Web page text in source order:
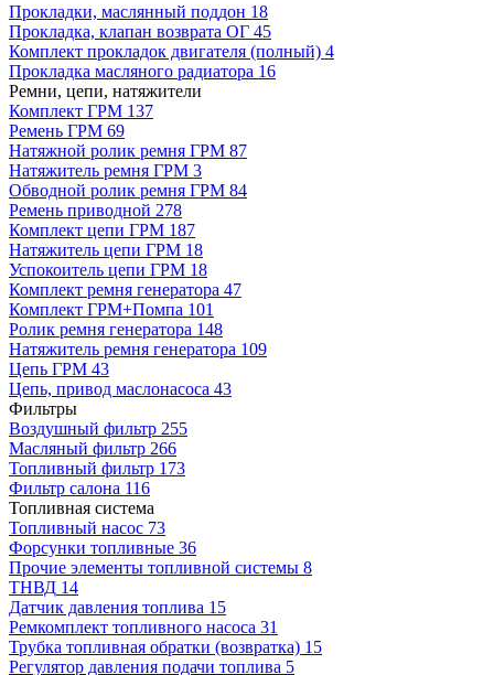
Прокладки, маслянный поддон 18
Прокладка, клапан возврата ОГ 45
Комплект прокладок двигателя (полный) 4
Прокладка масляного радиатора 16
Ремни, цепи, натяжители
Комплект ГРМ 137
Ремень ГРМ 69
Натяжной ролик ремня ГРМ 87
Натяжитель ремня ГРМ 3
Обводной ролик ремня ГРМ 84
Ремень приводной 278
Комплект цепи ГРМ 187
Натяжитель цепи ГРМ 18
Успокоитель цепи ГРМ 18
Комплект ремня генератора 47
Комплект ГРМ+Помпа 101
Ролик ремня генератора 148
Натяжитель ремня генератора 109
Цепь ГРМ 43
Цепь, привод маслонасоса 43
Фильтры
Воздушный фильтр 255
Масляный фильтр 266
Топливный фильтр 173
Фильтр салона 116
Топливная система
Топливный насос 73
Форсунки топливные 36
Прочие элементы топливной системы 8
ТНВД 14
Датчик давления топлива 15
Ремкомплект топливного насоса 31
Трубка топливная обратки (возвратка) 15
Регулятор давления подачи топлива 5